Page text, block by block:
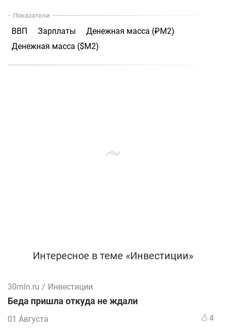
Показатели
ВВП Зарплаты
Денежная масса (₽М2)
Денежная масса ($М2)
Интересное в теме «Инвестиции»
30mln.ru / Инвестиции
Беда пришла откуда не ждали
01 Августа 4